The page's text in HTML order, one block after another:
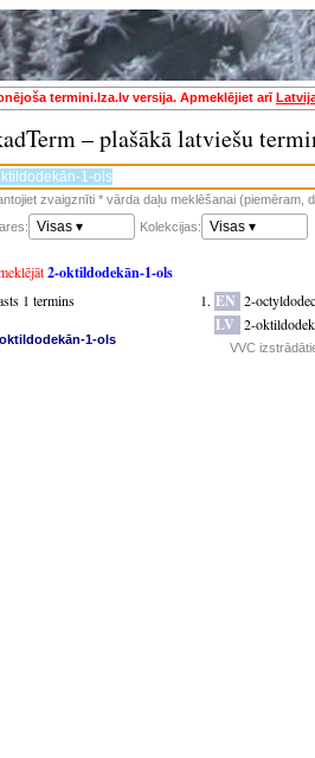
termini.lza.lv versija. Apmeklējiet arī
– plašākā latviešu
zvaigznīti * vārda daļu meklēšanai (piemēram,
Visas ▾ Kolekcijas: Visas ▾
2-oktildodekān-1-ols
1 termins
1-ols
EN 2-
LV 2-
VVC